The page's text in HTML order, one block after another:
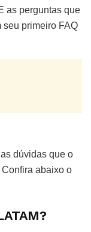
as perguntas que
seu primeiro FAQ
dúvidas que o
abaixo o